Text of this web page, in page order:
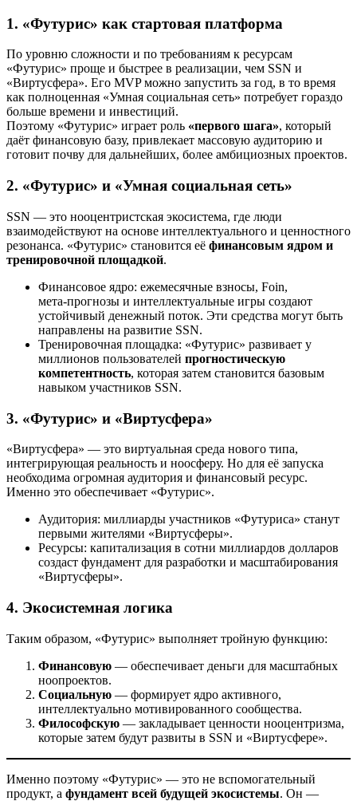
1. «Футурис» как стартовая платформа
По уровню сложности и по требованиям к ресурсам
«Футурис» проще и быстрее в реализации, чем SSN и
«Виртусфера». Его MVP можно запустить за год, в то время
как полноценная «Умная социальная сеть» потребует гораздо
больше времени и инвестиций.
Поэтому «Футурис» играет роль «первого шага», который
даёт финансовую базу, привлекает массовую аудиторию и
готовит почву для дальнейших, более амбициозных проектов.
2. «Футурис» и «Умная социальная сеть»
SSN — это нооцентристская экосистема, где люди
взаимодействуют на основе интеллектуального и ценностного
резонанса. «Футурис» становится её финансовым ядром и
тренировочной площадкой.
Финансовое ядро: ежемесячные взносы, Foin,
мета‑прогнозы и интеллектуальные игры создают
устойчивый денежный поток. Эти средства могут быть
направлены на развитие SSN.
Тренировочная площадка: «Футурис» развивает у
миллионов пользователей прогностическую
компетентность, которая затем становится базовым
навыком участников SSN.
3. «Футурис» и «Виртусфера»
«Виртусфера» — это виртуальная среда нового типа,
интегрирующая реальность и ноосферу. Но для её запуска
необходима огромная аудитория и финансовый ресурс.
Именно это обеспечивает «Футурис».
Аудитория: миллиарды участников «Футуриса» станут
первыми жителями «Виртусферы».
Ресурсы: капитализация в сотни миллиардов долларов
создаст фундамент для разработки и масштабирования
«Виртусферы».
4. Экосистемная логика
Таким образом, «Футурис» выполняет тройную функцию:
Финансовую — обеспечивает деньги для масштабных
ноопроектов.
Социальную — формирует ядро активного,
интеллектуально мотивированного сообщества.
Философскую — закладывает ценности нооцентризма,
которые затем будут развиты в SSN и «Виртусфере».
Именно поэтому «Футурис» — это не вспомогательный
продукт, а фундамент всей будущей экосистемы. Он —